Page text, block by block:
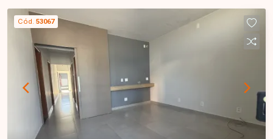
área construída em um terreno de 120 m², com
ambientes bem distribuídos, funcionais e ideais
para quem busca conforto e praticidade no dia a
dia. Entre em contato com a Delta Imóveis e
agende sua visita. Nossa equipe está pronta para
apresentar todos os detalhes deste imóvel e
ajudar você a encontrar o imóvel ideal para morar
ou investir.
Cód. 53067